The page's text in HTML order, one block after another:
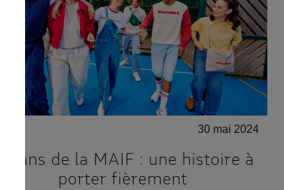
30 mai 2024
90 ans de la MAIF : une histoire à
porter fièrement